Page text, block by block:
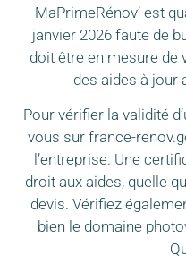
MaPrimeRénov’ est
janvier 2026 faute de
doit être en mesure de
des aides à jour
Pour vérifier la validité
vous sur france-
l’entreprise. Une
droit aux aides, quelle
devis. Vérifiez
bien le domaine